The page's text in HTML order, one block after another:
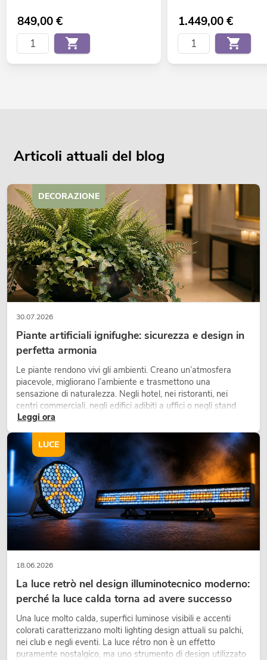
849,00€ 1.449,00€
Articoli attuali del blog
30.07.2026
Piante artificiali ignifughe: sicurezza e design in
perfetta armonia
Le piante rendono vivi gli ambienti. Creano un’atmosfera
piacevole, migliorano l’ambiente e trasmettono una
sensazione di naturalezza. Negli hotel, nei ristoranti, nei
centri commerciali, negli edifici adibiti a uffici o negli stand
fieristici, una vegetazione di alta qualità è ormai parte
Leggi ora
DECORAZIONE
18.06.2026
La luce retrò nel design illuminotecnico moderno:
perché la luce calda torna ad avere successo
Una luce molto calda, superfici luminose visibili e accenti
colorati caratterizzano molti lighting design attuali su palchi,
nei club e negli eventi. La luce rétro non è un effetto
puramente nostalgico, ma uno strumento di design utilizzato
LUCE